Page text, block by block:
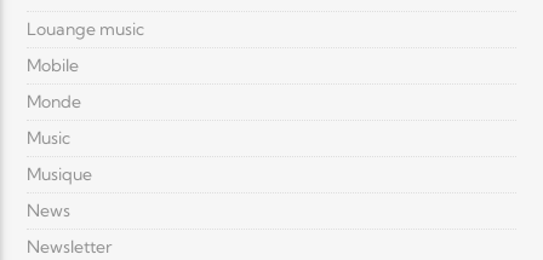
Louange music
Mobile
Monde
Music
Musique
News
Newsletter